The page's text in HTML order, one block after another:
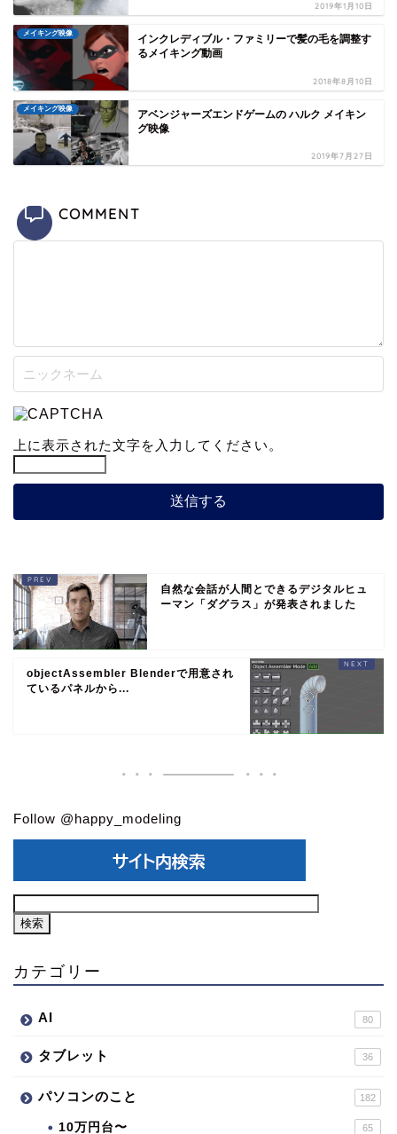
2019年1月10日
メイキング映像
インクレディブル・ファミリーで髪の毛を調整す
るメイキング動画
2018年8月10日
メイキング映像
アベンジャーズエンドゲームの ハルク メイキン
グ映像
2019年7月27日
COMMENT
上に表示された文字を入力してください。
自然な会話が人間とできるデジタルヒュ
ーマン「ダグラス」が発表されました
objectAssembler Blenderで用意され
ているパネルから...
Follow @happy_modeling
カテゴリー
AI 80
タブレット 36
パソコンのこと 182
10万円台〜 65